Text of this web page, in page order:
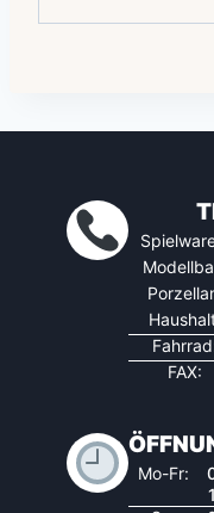
FAX:
Mo-Fr: